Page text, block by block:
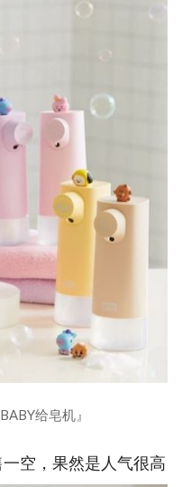
给皂机』
空，果然是人气很高